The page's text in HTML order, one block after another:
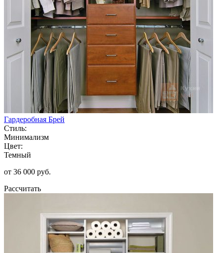
Гардеробная Брей
Стиль:
Минимализм
Цвет:
Темный
от 36 000 руб.
Рассчитать